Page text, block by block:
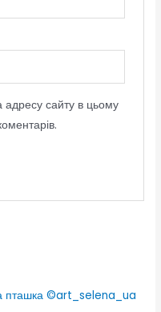
сайту в цьому